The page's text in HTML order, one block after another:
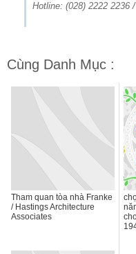
Hotline: (028) 2222 2236
Cùng Danh Mục :
Tham quan tòa nhà Franke
/ Hastings Architecture
Associates